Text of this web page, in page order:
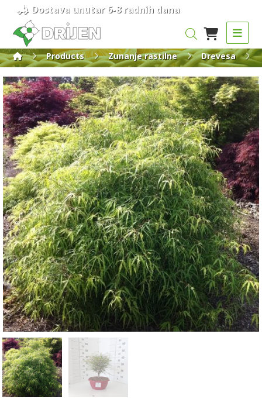
Dostava unutar 6-8 radnih dana
Products Zunanje rastilne Drevesa